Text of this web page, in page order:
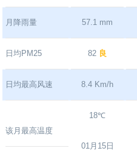
月降雨量 57.1 mm
日均PM25 82 良
日均最高风速 8.4 Km/h
该月最高温度
18℃
01月15日